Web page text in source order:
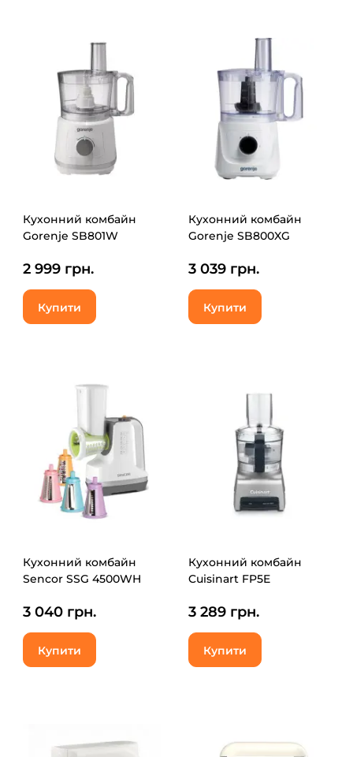
Кухонний комбайн
Gorenje SB801W
2 999 грн.
Купити
Кухонний комбайн
Gorenje SB800XG
3 039 грн.
Купити
Кухонний комбайн
Sencor SSG 4500WH
3 040 грн.
Купити
Кухонний комбайн
Cuisinart FP5E
3 289 грн.
Купити